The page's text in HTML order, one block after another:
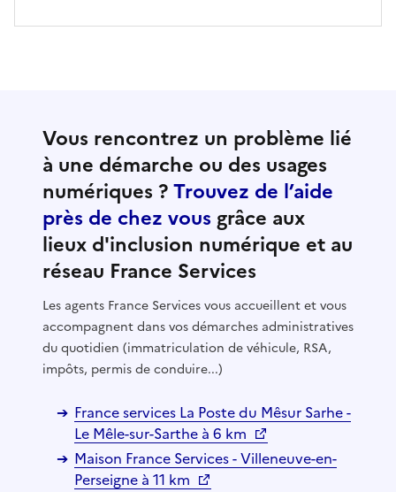
Vous rencontrez un problème lié
à une démarche ou des usages
numériques ?Trouvez de l’aide
près de chez vous grâce aux
lieux d'inclusion numérique et au
réseau France Services
Les agents France Services vous accueillent et vous
accompagnent dans vos démarches administratives
du quotidien (immatriculation de véhicule, RSA,
impôts, permis de conduire...)
France services La Poste du Mêsur Sarhe -
Le Mêle-sur-Sarthe à 6 km
Maison France Services - Villeneuve-en-
Perseigne à 11 km